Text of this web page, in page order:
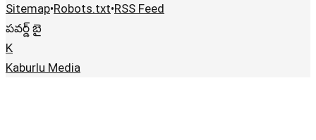
Sitemap•Robots.txt•RSS Feed
పవర్డ్ బై
K
Kaburlu Media